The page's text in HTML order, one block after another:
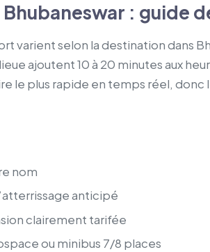
: guide
varient selon la destination dans
ajoutent 10 à 20 minutes aux
le plus rapide en temps réel,
nom
anticipé
clairement tarifée
ou minibus 7/8 places